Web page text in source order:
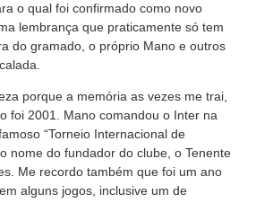
o qual foi confirmado como novo
lembrança que praticamente só tem
do gramado, o próprio Mano e outros
porque a memória as vezes me trai,
foi 2001. Mano comandou o Inter na
“Torneio Internacional de
nome do fundador do clube, o Tenente
Me recordo também que foi um ano
alguns jogos, inclusive um de